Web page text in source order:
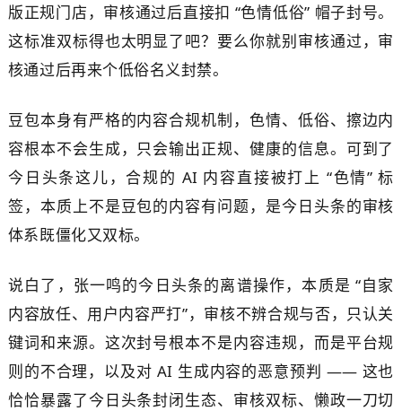
版正规门店，审核通过后直接扣 “色情低俗” 帽子封号。
这标准双标得也太明显了吧？要么你就别审核通过，审
核通过后再来个低俗名义封禁。
豆包本身有严格的内容合规机制，色情、低俗、擦边内
容根本不会生成，只会输出正规、健康的信息。可到了
今日头条这儿，合规的 AI 内容直接被打上 “色情” 标
签，本质上不是豆包的内容有问题，是今日头条的审核
体系既僵化又双标。
说白了，张一鸣的今日头条的离谱操作，本质是 “自家
内容放任、用户内容严打”，审核不辨合规与否，只认关
键词和来源。这次封号根本不是内容违规，而是平台规
则的不合理，以及对 AI 生成内容的恶意预判 —— 这也
恰恰暴露了今日头条封闭生态、审核双标、懒政一刀切